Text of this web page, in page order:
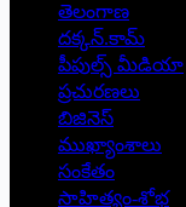
తెలంగాణ
దక్కన్.కామ్
పీపుల్స్ ‌మీడియా
ప్రచురణలు
బిజినెస్
ముఖ్యాంశాలు
సంకేతం
సాహిత్యం-శోభ